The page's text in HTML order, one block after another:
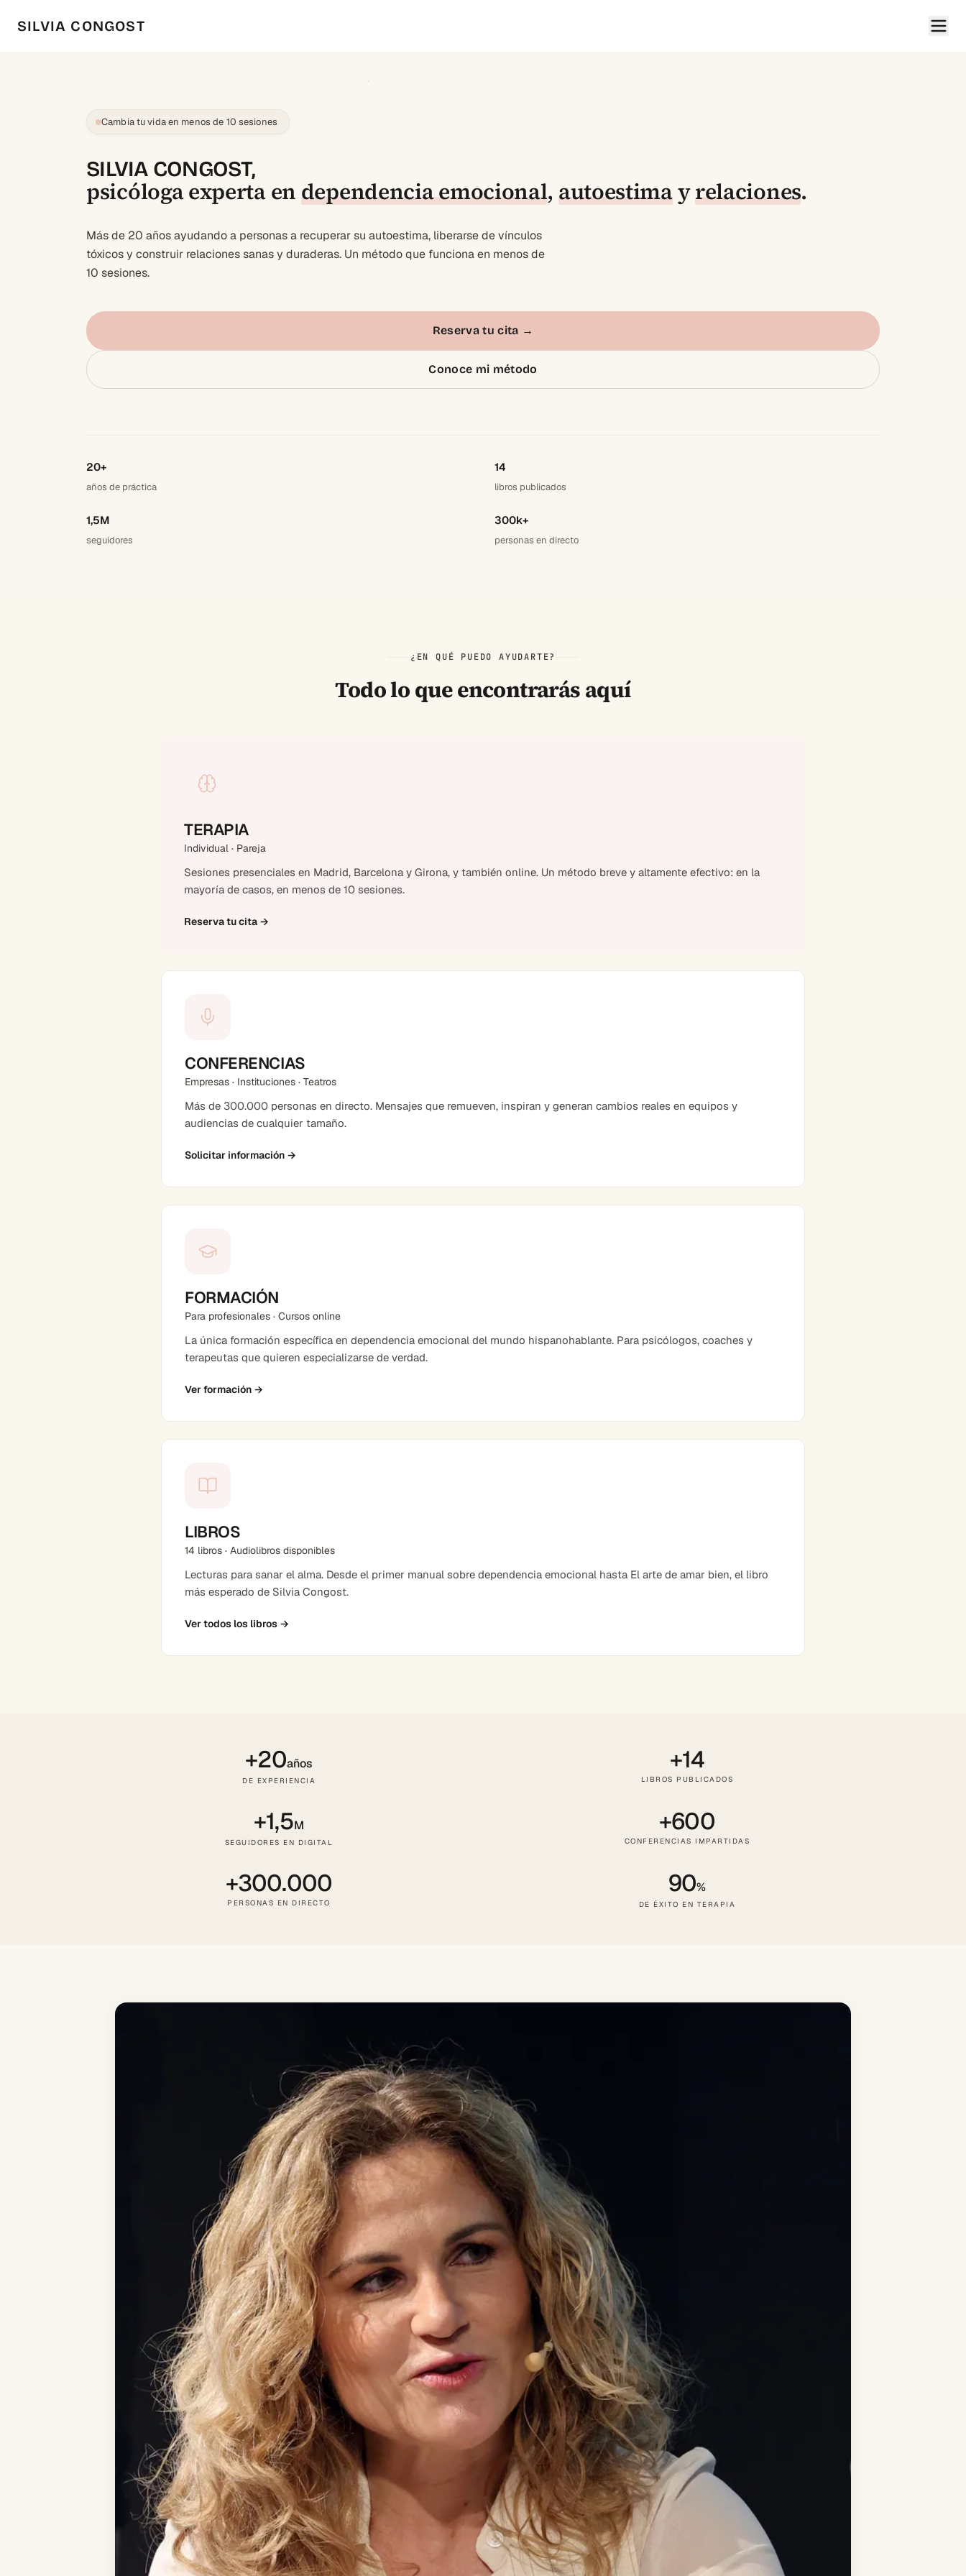
SILVIA CONGOST
Cambia tu vida en menos de 10 sesiones
SILVIA CONGOST,
psicóloga experta endependencia emocional, autoestimayrelaciones.
Más de 20 años ayudando a personas a recuperar su autoestima, liberarse de vínculos
tóxicos y construir relaciones sanas y duraderas. Un método que funciona en menos de
10 sesiones.
Reserva tu cita →
Conoce mi método
20+
años de práctica
14
libros publicados
1,5M
seguidores
300k+
personas en directo
¿EN QUÉ PUEDO AYUDARTE?
Todo lo que encontrarás aquí
TERAPIA
Individual · Pareja
Sesiones presenciales en Madrid, Barcelona y Girona, y también online. Un método breve y altamente efectivo: en la
mayoría de casos, en menos de 10 sesiones.
Reserva tu cita →
CONFERENCIAS
Empresas · Instituciones · Teatros
Más de 300.000 personas en directo. Mensajes que remueven, inspiran y generan cambios reales en equipos y
audiencias de cualquier tamaño.
Solicitar información →
FORMACIÓN
Para profesionales · Cursos online
La única formación específica en dependencia emocional del mundo hispanohablante. Para psicólogos, coaches y
terapeutas que quieren especializarse de verdad.
Ver formación →
LIBROS
14 libros · Audiolibros disponibles
Lecturas para sanar el alma. Desde el primer manual sobre dependencia emocional hasta El arte de amar bien, el libro
más esperado de Silvia Congost.
Ver todos los libros →
+20años
DE EXPERIENCIA
+14
LIBROS PUBLICADOS
+1,5M
SEGUIDORES EN DIGITAL
+600
CONFERENCIAS IMPARTIDAS
+300.000
PERSONAS EN DIRECTO
90%
DE ÉXITO EN TERAPIA